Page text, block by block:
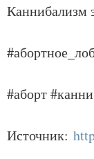
Каннибализм
#аборт
Источник: